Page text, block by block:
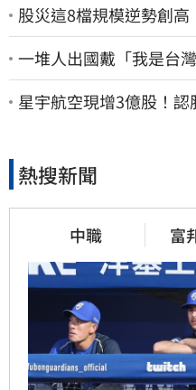
股災這8檔規模逆勢創
一堆人出國戴「我是台
Cheap酸：精神分裂
星宇航空現增3億股！認
熱搜新聞
中職 富